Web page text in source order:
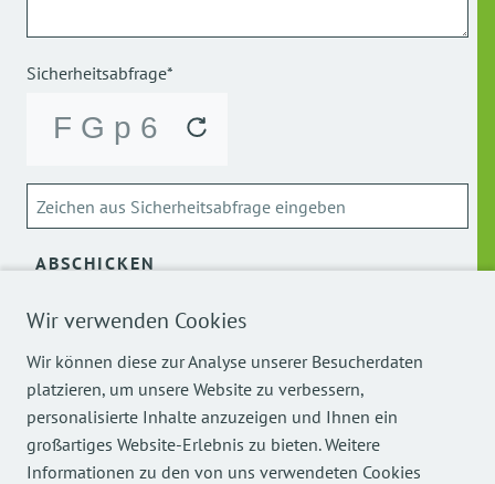
Wir verwenden Cookies
Wir können diese zur Analyse unserer Besucherdaten
platzieren, um unsere Website zu verbessern,
personalisierte Inhalte anzuzeigen und Ihnen ein
großartiges Website-Erlebnis zu bieten. Weitere
Informationen zu den von uns verwendeten Cookies
Sicherheitsabfrage*
ABSCHICKEN
Über die Verarbeitung meiner personenbezogenen Daten